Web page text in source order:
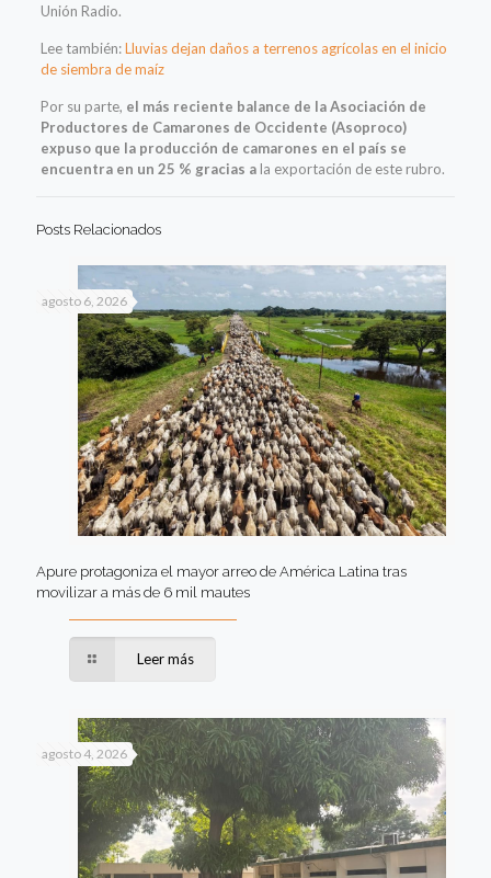
Unión Radio.
Lee también:Lluvias dejan daños a terrenos agrícolas en el inicio
de siembra de maíz
Por su parte, el más reciente balance de la Asociación de
Productores de Camarones de Occidente (Asoproco)
expuso que la producción de camarones en el país se
encuentra en un 25 % gracias a la exportación de este rubro.
Posts Relacionados
agosto 6, 2026
Apure protagoniza el mayor arreo de América Latina tras
movilizar a más de 6 mil mautes
Leer más
agosto 4, 2026